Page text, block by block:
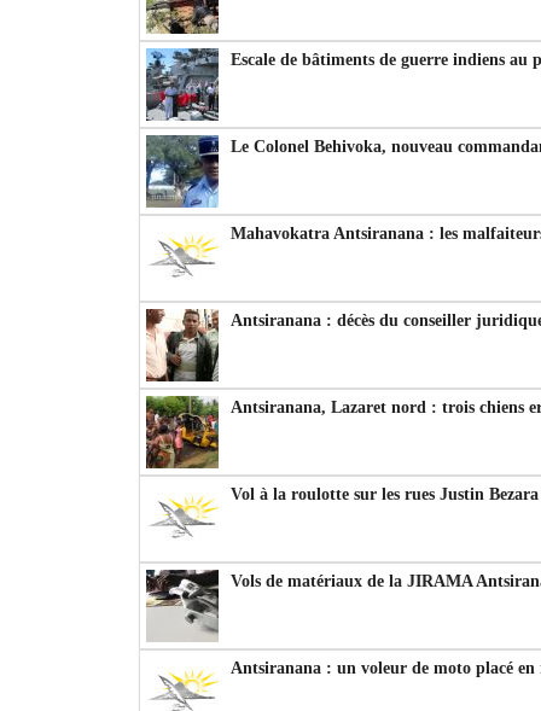
Escale de bâtiments de guerre indiens au
Le Colonel Behivoka, nouveau
Mahavokatra Antsiranana : les
Antsiranana : décès du conseiller
Antsiranana, Lazaret nord : trois chiens
Vol à la roulotte sur les rues Justin
Vols de matériaux de la JIRAMA
Antsiranana : un voleur de moto placé en